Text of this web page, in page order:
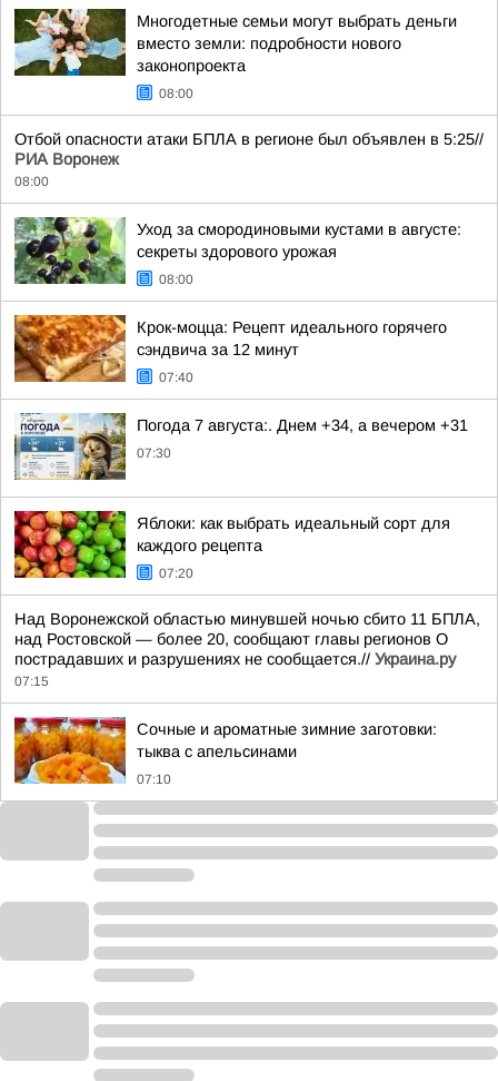
Многодетные семьи могут выбрать деньги
вместо земли: подробности нового
законопроекта
08:00
Отбой опасности атаки БПЛА в регионе был объявлен в 5:25//
РИА Воронеж
08:00
Уход за смородиновыми кустами в августе:
секреты здорового урожая
08:00
Крок-моцца: Рецепт идеального горячего
сэндвича за 12 минут
07:40
Погода 7 августа:. Днем +34, а вечером +31
07:30
Яблоки: как выбрать идеальный сорт для
каждого рецепта
07:20
Над Воронежской областью минувшей ночью сбито 11 БПЛА,
над Ростовской — более 20, сообщают главы регионов О
пострадавших и разрушениях не сообщается.// Украина.ру
07:15
Сочные и ароматные зимние заготовки:
тыква с апельсинами
07:10